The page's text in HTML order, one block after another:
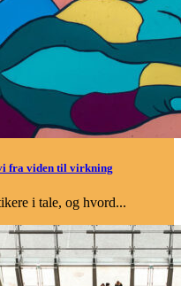
fra viden til virkning
i tale, og hvord...